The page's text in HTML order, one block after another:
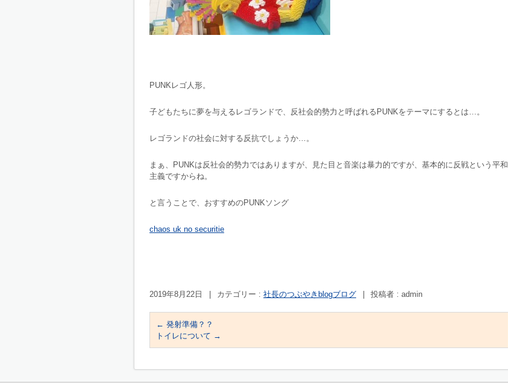
PUNKレゴ人形。
子どもたちに夢を与えるレゴランドで、反社会的勢力と呼ばれるPUNKをテーマにするとは…。
レゴランドの社会に対する反抗でしょうか…。
まぁ、PUNKは反社会的勢力ではありますが、見た目と音楽は暴力的ですが、基本的に反戦という平和
主義ですからね。
と言うことで、おすすめのPUNKソング
chaos uk no securitie
2019年8月22日 カテゴリー : 社長のつぶやきblogブログ 投稿者 : admin
← 発射準備？？
トイレについて →